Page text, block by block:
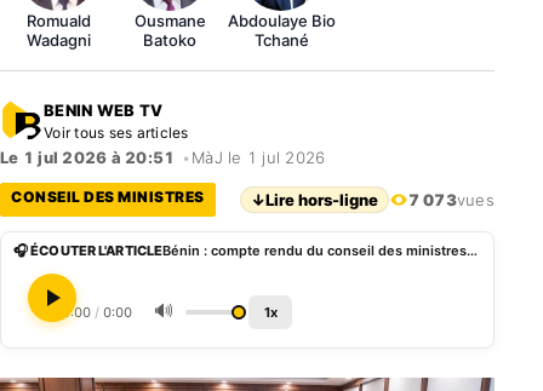
Romuald
Wadagni
Ousmane
Batoko
Abdoulaye Bio
Tchané
BENIN WEB TV
Voir tous ses articles
Le 1 jul 2026 à 20:51 • MàJ le 1 jul 2026
CONSEIL DES MINISTRES ↓Lire hors-ligne 7 073vues
🎧 ÉCOUTER L'ARTICLE Bénin : compte rendu du conseil des ministres du 01 juillet 2026
0:00 / 0:00 🔊 1x